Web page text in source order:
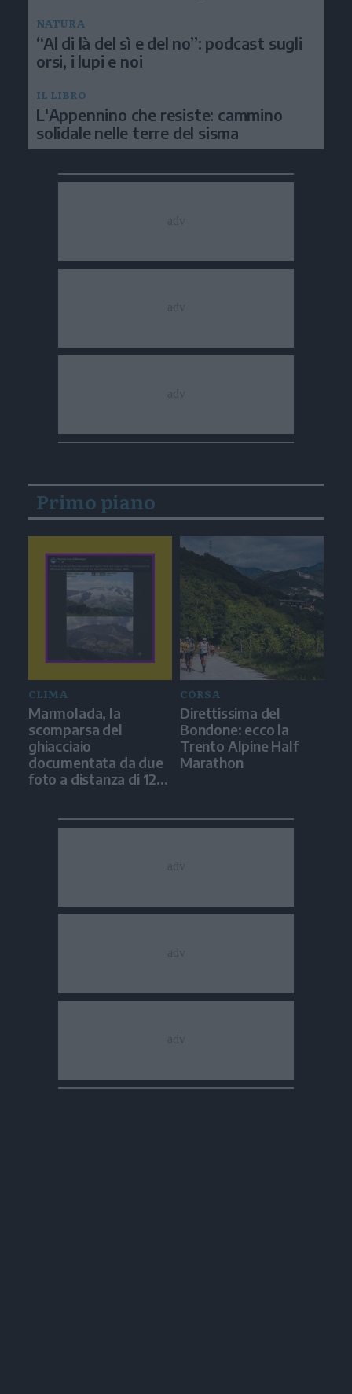
NATURA
“Al di là del sì e del no”: podcast sugli
orsi, i lupi e noi
IL LIBRO
L'Appennino che resiste: cammino
solidale nelle terre del sisma
Primo piano
CLIMA
Marmolada, la
scomparsa del
ghiacciaio
documentata da due
foto a distanza di 12
CORSA
Direttissima del
Bondone: ecco la
Trento Alpine Half
Marathon